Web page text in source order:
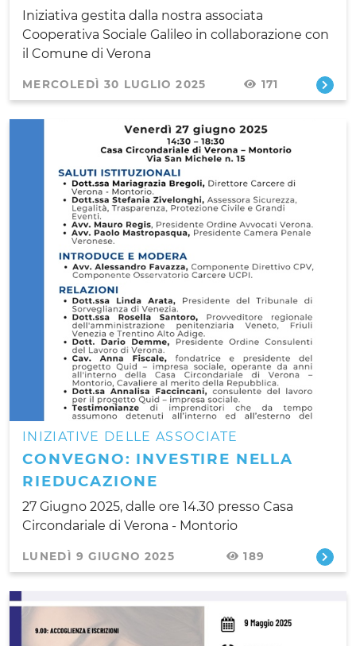
Iniziativa gestita dalla nostra associata
Cooperativa Sociale Galileo in collaborazione con
il Comune di Verona
MERCOLEDÌ 30 LUGLIO 2025 171
INIZIATIVE DELLE ASSOCIATE
CONVEGNO: INVESTIRE NELLA
RIEDUCAZIONE
27 Giugno 2025, dalle ore 14.30 presso Casa
Circondariale di Verona - Montorio
LUNEDÌ 9 GIUGNO 2025 189